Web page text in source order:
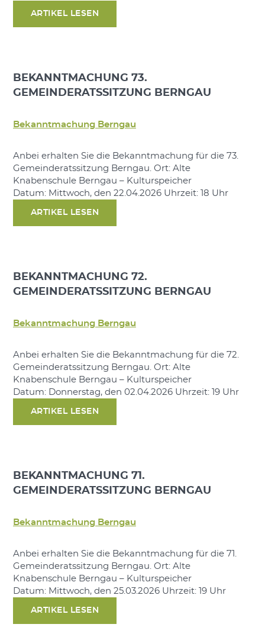
ARTIKEL LESEN
BEKANNTMACHUNG 73.
GEMEINDERATSSITZUNG BERNGAU
Bekanntmachung Berngau
Anbei erhalten Sie die Bekanntmachung für die 73.
Gemeinderatssitzung Berngau. Ort: Alte
Knabenschule Berngau – Kulturspeicher
Datum: Mittwoch, den 22.04.2026 Uhrzeit: 18 Uhr
ARTIKEL LESEN
BEKANNTMACHUNG 72.
GEMEINDERATSSITZUNG BERNGAU
Bekanntmachung Berngau
Anbei erhalten Sie die Bekanntmachung für die 72.
Gemeinderatssitzung Berngau. Ort: Alte
Knabenschule Berngau – Kulturspeicher
Datum: Donnerstag, den 02.04.2026 Uhrzeit: 19 Uhr
ARTIKEL LESEN
BEKANNTMACHUNG 71.
GEMEINDERATSSITZUNG BERNGAU
Bekanntmachung Berngau
Anbei erhalten Sie die Bekanntmachung für die 71.
Gemeinderatssitzung Berngau. Ort: Alte
Knabenschule Berngau – Kulturspeicher
Datum: Mittwoch, den 25.03.2026 Uhrzeit: 19 Uhr
ARTIKEL LESEN